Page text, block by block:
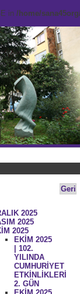
in /home/
Geri
2025
2025
2025
EKİM 2025
| 102.
YILINDA
CUMHURİYET
ETKİNLİKLERİ
2. GÜN